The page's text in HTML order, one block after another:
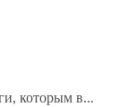
которым в...